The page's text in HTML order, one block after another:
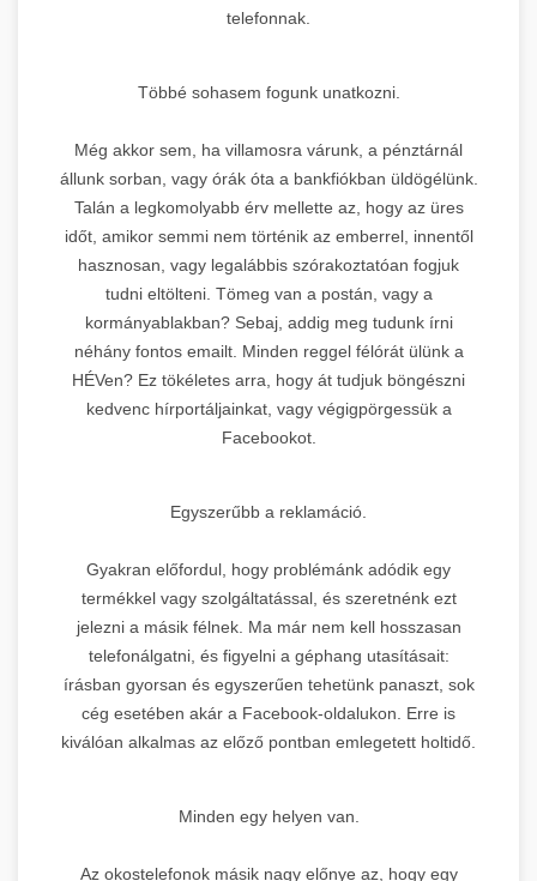
telefonnak.
Többé sohasem fogunk unatkozni.
Még akkor sem, ha villamosra várunk, a pénztárnál
állunk sorban, vagy órák óta a bankfiókban üldögélünk.
Talán a legkomolyabb érv mellette az, hogy az üres
időt, amikor semmi nem történik az emberrel, innentől
hasznosan, vagy legalábbis szórakoztatóan fogjuk
tudni eltölteni. Tömeg van a postán, vagy a
kormányablakban? Sebaj, addig meg tudunk írni
néhány fontos emailt. Minden reggel félórát ülünk a
HÉVen? Ez tökéletes arra, hogy át tudjuk böngészni
kedvenc hírportáljainkat, vagy végigpörgessük a
Facebookot.
Egyszerűbb a reklamáció.
Gyakran előfordul, hogy problémánk adódik egy
termékkel vagy szolgáltatással, és szeretnénk ezt
jelezni a másik félnek. Ma már nem kell hosszasan
telefonálgatni, és figyelni a géphang utasításait:
írásban gyorsan és egyszerűen tehetünk panaszt, sok
cég esetében akár a Facebook-oldalukon. Erre is
kiválóan alkalmas az előző pontban emlegetett holtidő.
Minden egy helyen van.
Az okostelefonok másik nagy előnye az, hogy egy